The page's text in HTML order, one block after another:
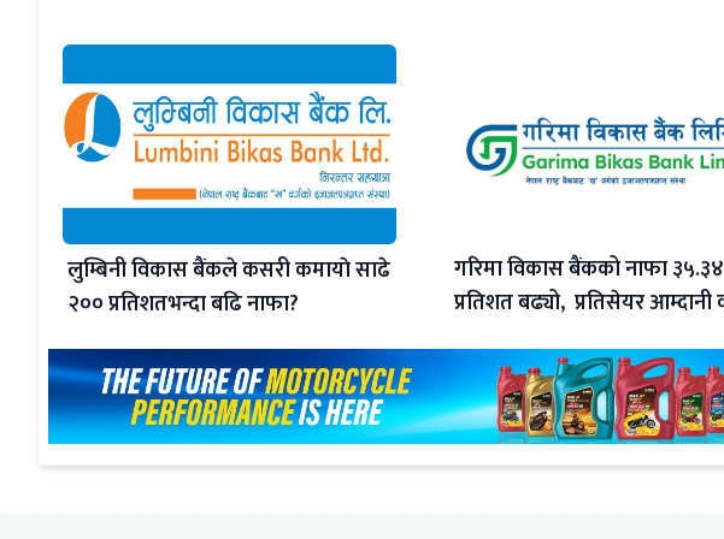
लुम्बिनी विकास बैंकले कसरी कमायाे साढे
२०० प्रतिशतभन्दा बढि नाफा?
गरिमा विकास बैंकको नाफा ३५.३४
प्रतिशत बढ्यो, प्रतिसेयर आम्दानी